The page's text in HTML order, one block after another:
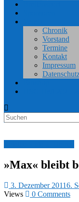
Chronik
Vorstand
Termine
Kontakt
Impressum
»Max« bleibt
3. Dezember 20116.
Views
0 Comments